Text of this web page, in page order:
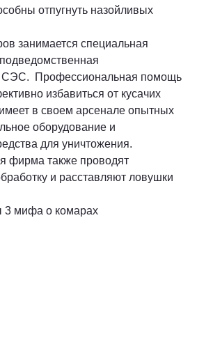
отпугнуть назойливых
занимается специальная
СЭС. Профессиональная помощь
избавиться от кусачих
имеет в своем арсенале опытных
оборудование и
для уничтожения.
фирма также проводят
и расставляют ловушки